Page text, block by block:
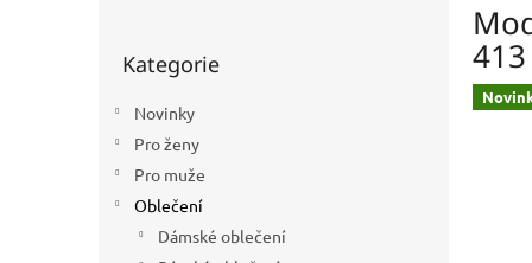
kategorie
Kategorie
Novinky
Pro ženy
Pro muže
Oblečení
Dámské oblečení
413